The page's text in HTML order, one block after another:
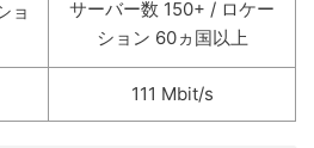
ョ
サーバー数 150+ / ロケー
ション 60ヵ国以上
111 Mbit/s